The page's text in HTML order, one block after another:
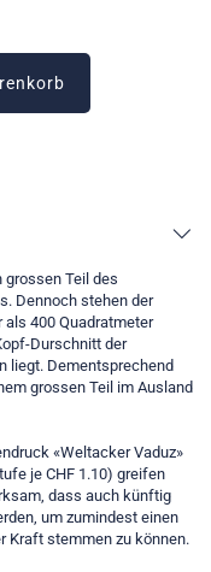
Teil des
Dennoch stehen der
400 Quadratmeter
Durschnitt der
liegt. Dementsprechend
grossen Teil im Ausland
«Weltacker Vaduz»
je CHF 1.10) greifen
dass auch künftig
um zumindest einen
Kraft stemmen zu können.